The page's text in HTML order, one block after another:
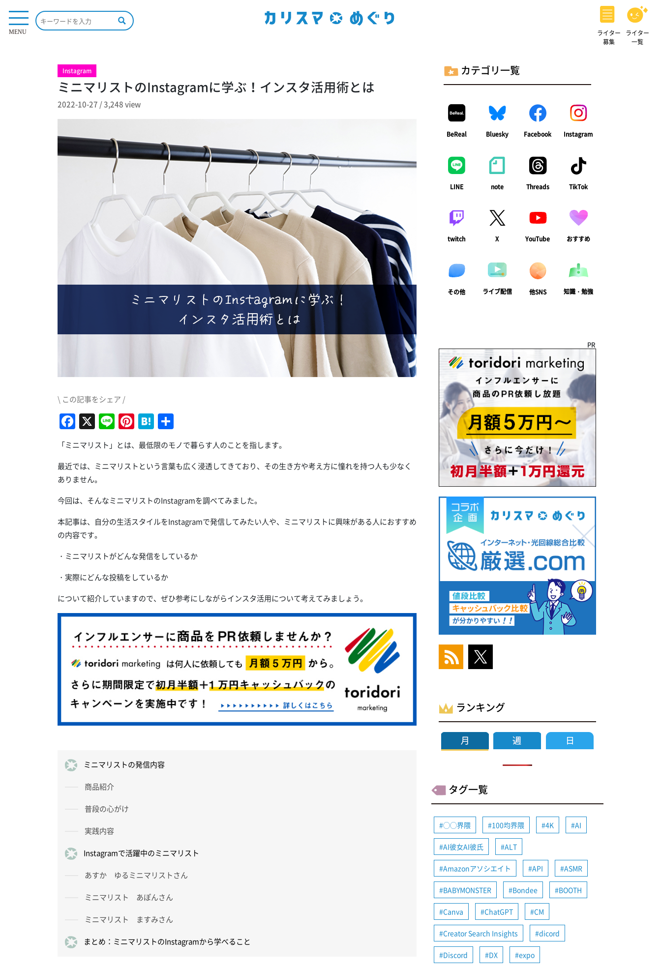
MENU
ライター
募集
ライター
一覧
Instagram
ミニマリストのInstagramに学ぶ！インスタ活用術とは
2022-10-27 /3,248 view
\ この記事をシェア /
Facebook
X LinePinterest
Hatena
有
「ミニマリスト」とは、最低限のモノで暮らす人のことを指します。
最近では、ミニマリストという言葉も広く浸透してきており、その生き方や考え方に憧れを持つ人も少なく
ありません。
今回は、そんなミニマリストのInstagramを調べてみました。
本記事は、自分の生活スタイルをInstagramで発信してみたい人や、ミニマリストに興味がある人におすすめ
の内容です。
・ミニマリストがどんな発信をしているか
・実際にどんな投稿をしているか
について紹介していますので、ぜひ参考にしながらインスタ活用について考えてみましょう。
ミニマリストの発信内容
商品紹介
普段の心がけ
実践内容
Instagramで活躍中のミニマリスト
あすか ゆるミニマリストさん
ミニマリスト あぽんさん
ミニマリスト ますみさん
まとめ：ミニマリストのInstagramから学べること
カテゴリ一覧
BeReal Bluesky Facebook Instagram
LINE note Threads TikTok
twitch X YouTube おすすめ
その他 ライブ配信 他SNS 知識・勉強
PR
ランキング
タグ一覧
◯◯界隈 100均界隈 4K AI
AI彼女AI彼氏 ALT
Amazonアソシエイト API ASMR
BABYMONSTER Bondee BOOTH
Canva ChatGPT CM
Creator Search Insights dicord
Discord DX expo